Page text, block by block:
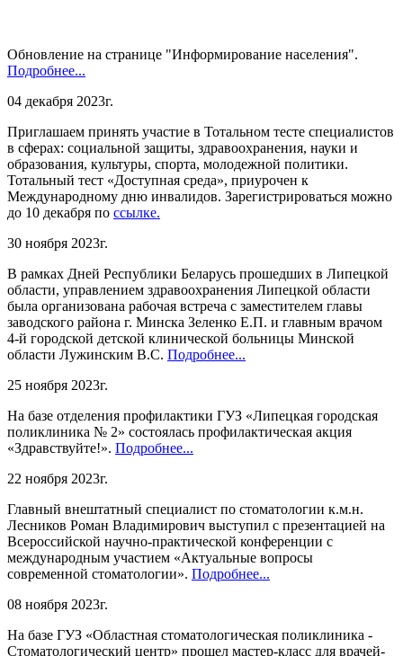
Обновление на странице "Информирование населения".
Подробнее...
04 декабря 2023г.
Приглашаем принять участие в Тотальном тесте специалистов
в сферах: социальной защиты, здравоохранения, науки и
образования, культуры, спорта, молодежной политики.
Тотальный тест «Доступная среда», приурочен к
Международному дню инвалидов. Зарегистрироваться можно
до 10 декабря по ссылке.
30 ноября 2023г.
В рамках Дней Республики Беларусь прошедших в Липецкой
области, управлением здравоохранения Липецкой области
была организована рабочая встреча с заместителем главы
заводского района г. Минска Зеленко Е.П. и главным врачом
4-й городской детской клинической больницы Минской
области Лужинским В.С. Подробнее...
25 ноября 2023г.
На базе отделения профилактики ГУЗ «Липецкая городская
поликлиника № 2» состоялась профилактическая акция
«Здравствуйте!». Подробнее...
22 ноября 2023г.
Главный внештатный специалист по стоматологии к.м.н.
Лесников Роман Владимирович выступил с презентацией на
Всероссийской научно-практической конференции с
международным участием «Актуальные вопросы
современной стоматологии». Подробнее...
08 ноября 2023г.
На базе ГУЗ «Областная стоматологическая поликлиника -
Стоматологический центр» прошел мастер-класс для врачей-